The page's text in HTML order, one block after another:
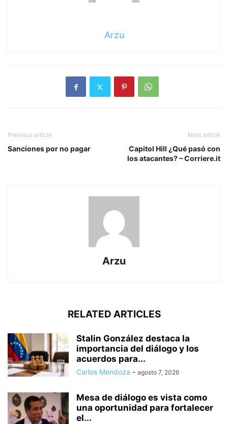
Arzu
Previous article
Sanciones por no pagar
Next article
Capitol Hill ¿Qué pasó con
los atacantes? – Corriere.it
Arzu
RELATED ARTICLES
Stalin González destaca la
importancia del diálogo y los
acuerdos para...
Carlos Mendoza - agosto 7, 2026
Mesa de diálogo es vista como
una oportunidad para fortalecer
el...